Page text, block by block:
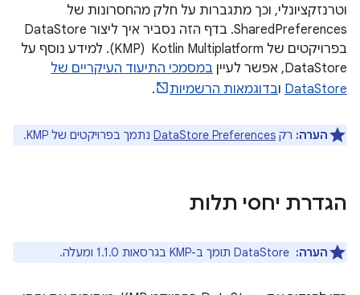
וטרנזקציונלי, וכך מתגברות על חלק מהחסרונות של
SharedPreferences. בדף הזה נסביר איך ליצור DataStore
בפרויקטים של Kotlin Multiplatform ‏ (KMP). למידע נוסף על
DataStore, אפשר לעיין
במסמכי התיעוד העיקריים של
DataStore ובדוגמאות הרשמיות .
הערה: רק DataStore Preferences נתמך בפרויקטים של KMP.
הגדרת יחסי תלות
הערה: